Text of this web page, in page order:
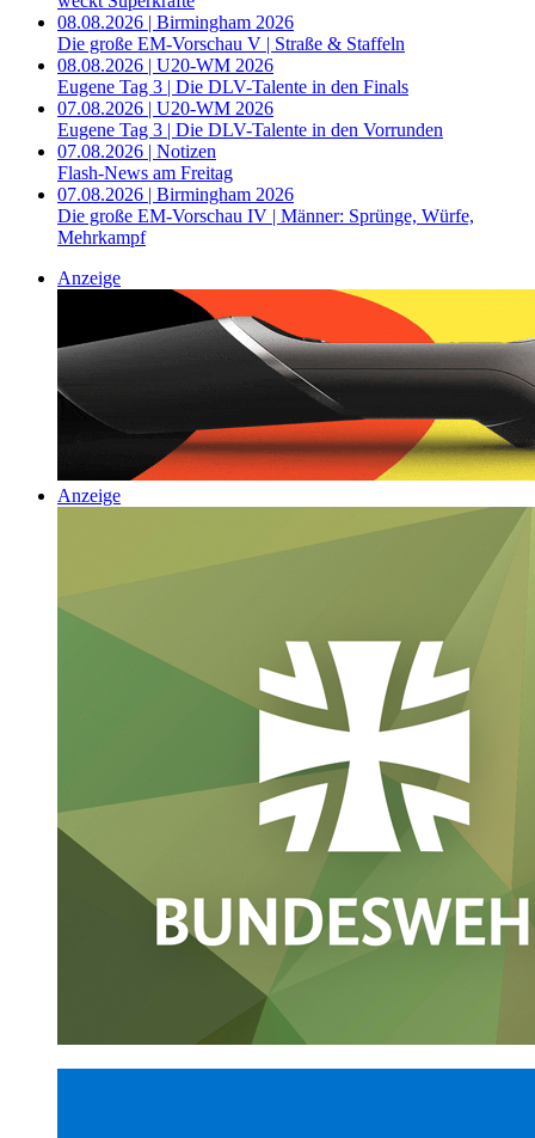
08.08.2026 | Birmingham 2026
Die große EM-Vorschau V | Straße & Staffeln
08.08.2026 | U20-WM 2026
Eugene Tag 3 | Die DLV-Talente in den Finals
07.08.2026 | U20-WM 2026
Eugene Tag 3 | Die DLV-Talente in den Vorrunden
07.08.2026 | Notizen
Flash-News am Freitag
07.08.2026 | Birmingham 2026
Die große EM-Vorschau IV | Männer: Sprünge, Würfe,
Mehrkampf
Anzeige
Anzeige